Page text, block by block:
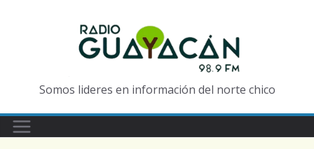
Somos lideres en información del norte chico